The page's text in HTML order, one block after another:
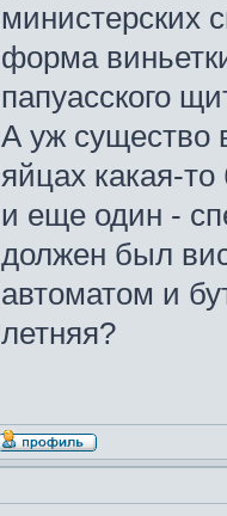
министерских
форма
папуасского
А уж существо
яйцах какая-
и еще один -
должен был
автоматом и
летняя?